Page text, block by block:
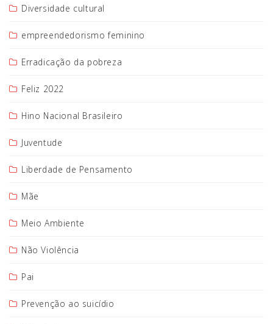
Diversidade cultural
empreendedorismo feminino
Erradicação da pobreza
Feliz 2022
Hino Nacional Brasileiro
Juventude
Liberdade de Pensamento
Mãe
Meio Ambiente
Não Violência
Pai
Prevenção ao suicídio